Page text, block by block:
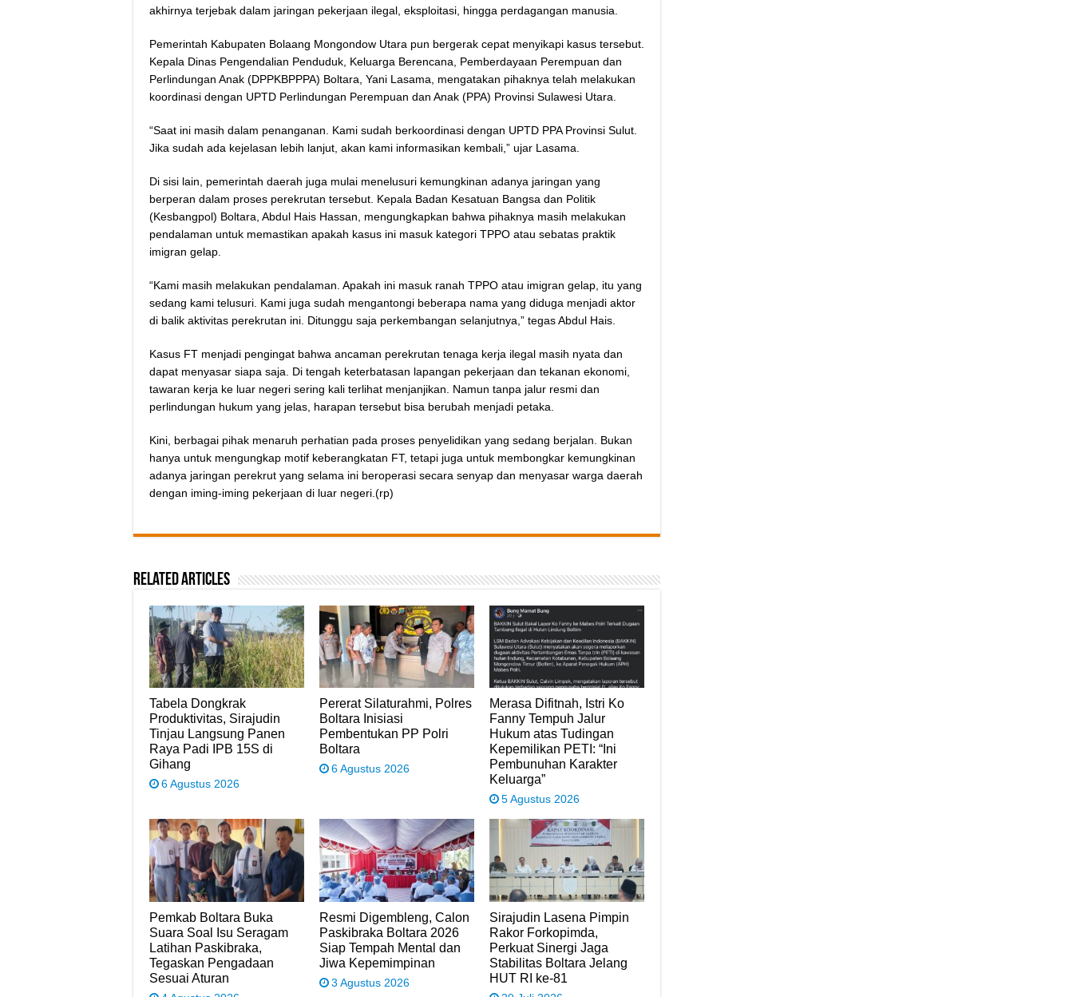
akhirnya terjebak dalam jaringan pekerjaan ilegal, eksploitasi, hingga perdagangan manusia.
Pemerintah Kabupaten Bolaang Mongondow Utara pun bergerak cepat menyikapi kasus tersebut.
Kepala Dinas Pengendalian Penduduk, Keluarga Berencana, Pemberdayaan Perempuan dan
Perlindungan Anak (DPPKBPPPA) Boltara, Yani Lasama, mengatakan pihaknya telah melakukan
koordinasi dengan UPTD Perlindungan Perempuan dan Anak (PPA) Provinsi Sulawesi Utara.
“Saat ini masih dalam penanganan. Kami sudah berkoordinasi dengan UPTD PPA Provinsi Sulut.
Jika sudah ada kejelasan lebih lanjut, akan kami informasikan kembali,” ujar Lasama.
Di sisi lain, pemerintah daerah juga mulai menelusuri kemungkinan adanya jaringan yang
berperan dalam proses perekrutan tersebut. Kepala Badan Kesatuan Bangsa dan Politik
(Kesbangpol) Boltara, Abdul Hais Hassan, mengungkapkan bahwa pihaknya masih melakukan
pendalaman untuk memastikan apakah kasus ini masuk kategori TPPO atau sebatas praktik
imigran gelap.
“Kami masih melakukan pendalaman. Apakah ini masuk ranah TPPO atau imigran gelap, itu yang
sedang kami telusuri. Kami juga sudah mengantongi beberapa nama yang diduga menjadi aktor
di balik aktivitas perekrutan ini. Ditunggu saja perkembangan selanjutnya,” tegas Abdul Hais.
Kasus FT menjadi pengingat bahwa ancaman perekrutan tenaga kerja ilegal masih nyata dan
dapat menyasar siapa saja. Di tengah keterbatasan lapangan pekerjaan dan tekanan ekonomi,
tawaran kerja ke luar negeri sering kali terlihat menjanjikan. Namun tanpa jalur resmi dan
perlindungan hukum yang jelas, harapan tersebut bisa berubah menjadi petaka.
Kini, berbagai pihak menaruh perhatian pada proses penyelidikan yang sedang berjalan. Bukan
hanya untuk mengungkap motif keberangkatan FT, tetapi juga untuk membongkar kemungkinan
adanya jaringan perekrut yang selama ini beroperasi secara senyap dan menyasar warga daerah
dengan iming-iming pekerjaan di luar negeri.(rp)
Related Articles
Tabela Dongkrak
Produktivitas, Sirajudin
Tinjau Langsung Panen
Raya Padi IPB 15S di
Gihang
6 Agustus 2026
Pererat Silaturahmi, Polres
Boltara Inisiasi
Pembentukan PP Polri
Boltara
6 Agustus 2026
Merasa Difitnah, Istri Ko
Fanny Tempuh Jalur
Hukum atas Tudingan
Kepemilikan PETI: “Ini
Pembunuhan Karakter
Keluarga”
5 Agustus 2026
Pemkab Boltara Buka
Suara Soal Isu Seragam
Latihan Paskibraka,
Tegaskan Pengadaan
Sesuai Aturan
Resmi Digembleng, Calon
Paskibraka Boltara 2026
Siap Tempah Mental dan
Jiwa Kepemimpinan
3 Agustus 2026
Sirajudin Lasena Pimpin
Rakor Forkopimda,
Perkuat Sinergi Jaga
Stabilitas Boltara Jelang
HUT RI ke-81